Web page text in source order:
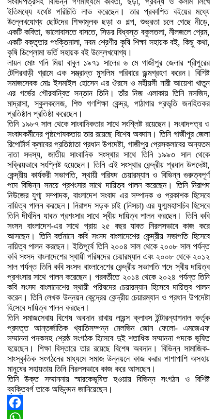
ইতিমধ্যে যথেষ্ট পরিচিতি লাভ করেছেন। তার প্রকাশিত বইয়ের মধ্যে
উল্লেখযোগ্য ছোটদের শিক্ষামূলক ছড়া ও গল্প, শুভ্রতা চলে গেছে নীড়ে,
একটি কবিতা, ভালোবাসতে বাসতে, সিডর বিধ্বস্ত বকুলতলা, নীলজলে প্রেম,
একটি বক্তৃতার পংক্তিমালা, নবম শ্রেণীর কৃষি শিক্ষা সহায়ক বই, কিছু কথা,
কৃষি ডিপ্লোমা ভর্তি সহায়ক বই উল্লেখযোগ্য।
লায়ন মোঃ গনি মিয়া বাবুল ১৯৭১ সালের ৬ মে গাজীপুর জেলার শ্রীপুরের
টেপিরবাড়ী গ্রামে এক সম্ভ্রান্ত মুসলিম পরিবারে জন্মগ্রহণ করেন। বিশিষ্ট
সমাজসেবক মোঃ ইসমাইল হোসেন এর ঔরসে ও মহীয়সী নারী আয়েশা খাতুন
এর গর্ভের গৌরবান্বিত সন্তান তিনি। তাঁর নিজ এলাকায় তিনি মসজিদ,
মাদ্রাসা, স্কুলকলেজ, শিশু গণশিক্ষা কেন্দ্র, পাঠাগার প্রভৃতি জনহিতকর
প্রতিষ্ঠান প্রতিষ্ঠা করেছেন।
তিনি ১৯৮৭ সাল থেকে সাংবাদিকতার সাথে সংশ্লিষ্ট রয়েছেন। সংবাদপত্র ও
সংবাদকর্মীদের পৃষ্ঠপোষকতায় তার রয়েছে বিশেষ অবদান। তিনি গাজীপুর জেলা
রিপোর্টার্স ক্লাবের প্রতিষ্ঠাতা প্রধান উপদেষ্টা, গাজীপুর প্রেসক্লাবের অন্যতম
দাতা সদস্য, জাতীয় সাংবাদিক সংস্থার সাথে তিনি ১৯৯৩ সাল থেকে
সক্রিয়ভাবে সংশ্লিষ্ট হয়েছেন। তিনি এই সংস্থার কেন্দ্রীয় প্রধান উপদেষ্টা,
কেন্দ্রীয় কার্যকরী সভাপতি, স্থায়ী পরিষদ চেয়ারম্যান ও বিভিন্ন গুরুত্বপূর্ণ
পদে বিভিন্ন সময়ে প্রশংসার সাথে দায়িত্ব পালন করেছেন। তিনি নিরাপদ
নিউজের যুগ্ম সম্পাদক, বাংলাদেশ সংবাদ এর সম্পাদক ও প্রকাশক হিসেবে
দায়িত্ব পালন করছেন। নিরাপদ সড়ক চাই (নিসচা) এর যুগ্মমহাসচিব হিসেবে
তিনি দীর্ঘদিন যাবত প্রশংসার সাথে স্বীয় দায়িত্ব পালন করছেন। তিনি কবি
সংসদ বাংলাদেশ-এর সাথে প্রায় ২৫ বছর যাবত নিরলসভাবে কাজ করে
আসছেন। তিনি বর্তমানে কবি সংসদ বাংলাদেশের কেন্দ্রীয় সভাপতি হিসেবে
দায়িত্ব পালন করছেন। ইতিপূর্বে তিনি ২০০৪ সাল থেকে ২০০৮ সাল পর্যন্ত
কবি সংসদ বাংলাদেশের স্থায়ী পরিষদের চেয়ারম্যান এবং ২০০৮ থেকে ২০১২
সাল পর্যন্ত তিনি কবি সংসদ বাংলাদেশের কেন্দ্রীয় সভাপতি পদে স্বীয় দায়িত্ব
প্রশংসার সাথে পালন করেছেন। পরবর্তীতে ২০১৪ থেকে ২০২৪ পর্যন্ত তিনি
কবি সংসদ বাংলাদেশের স্থায়ী পরিষদের চেয়ারম্যান হিসেবে দায়িত্ব পালন
করেন। তিনি লেখক উন্নয়ন কেন্দ্রের কেন্দ্রীয় চেয়ারম্যান ও প্রধান উপদেষ্টা
হিসেবে দায়িত্ব পালন করছেন।
তিনি সমাজসেবায় বিশেষ অবদান রাখায় লায়ন্স ক্লাবস ইন্টারন্যাশনাল কর্তৃক
প্রদত্ত আন্তর্জাতিক খ্যাতিসম্পন্ন মেলভিন জোন ফেলো- এমজেএফ
সম্মাননা পদকসহ শ্রেষ্ঠ সংগঠক হিসেবে দুই শতাধিক সম্মাননা পদকে ভূষিত
হয়েছেন। শিক্ষা বিস্তারে তার রয়েছে বিশেষ অবদান। বিভিন্ন সামাজিক-
সাংস্কৃতিক সংগঠনের মাধ্যমে সমাজ উন্নয়নে কাজ করার পাশাপাশি অসহায়
মানুষের সহায়তায় তিনি নিরলসভাবে কাজ করে আসছেন।
তিনি উক্ত সম্মাননায় স্মারকেভূষিত হওয়ায় বিভিন্ন সংগঠন ও বিশিষ্ট
ব্যক্তিবর্গ তাকে অভিনন্দন জানিয়েছেন।